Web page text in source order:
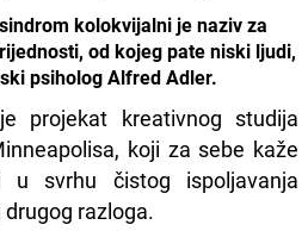
kolokvijalni je naziv za
od kojeg pate niski ljudi,
psiholog Alfred Adler.
je projekat kreativnog studija
koji za sebe kaže
svrhu čistog ispoljavanja
razloga.